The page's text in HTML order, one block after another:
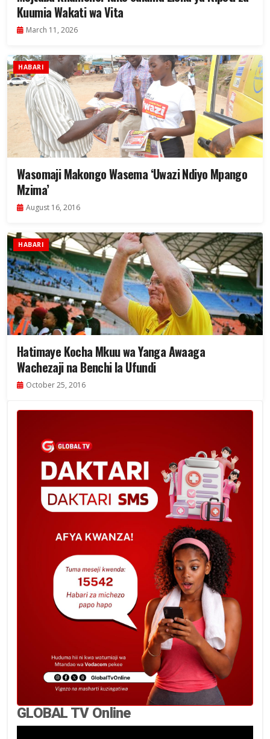
Kuumia Wakati wa Vita
March 11, 2026
HABARI
Wasomaji Makongo Wasema ‘Uwazi Ndiyo Mpango
Mzima’
August 16, 2016
HABARI
Hatimaye Kocha Mkuu wa Yanga Awaaga
Wachezaji na Benchi la Ufundi
October 25, 2016
GLOBAL TV Online